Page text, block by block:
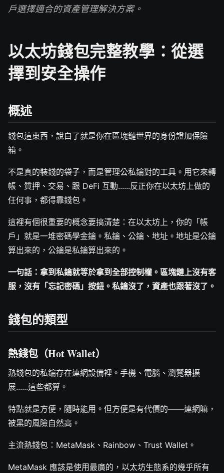
戶選擇適合的資產管理解決方案。
以太坊錢包完整教學：從選
擇到安全操作
概述
錢包這東西，說白了就是你在區塊鏈世界的身份證加保險
箱。
不是真的裝錢的袋子，而是管理公私鑰對的工具。用它來轉
帳、質押、交易、跟 DeFi 互動......反正你在以太坊上做的
任何事，都得靠錢包。
這裡有個很重要的概念要搞清楚：在以太坊上，你的「帳
戶」就是一堆密碼學金鑰。私鑰、公鑰、地址。地址是公鑰
算出來的，公鑰是私鑰算出來的。
一句話：拿到私鑰就等於拿到全部控制權。區塊鏈上沒有客
服，沒有「忘記密碼」按鈕。私鑰沒了，資產也跟著沒了。
錢包的類型
熱錢包（Hot Wallet）
熱錢包的私鑰存在連網設備裡。手機、電腦、瀏覽器擴
展......這些都算。
特點就是方便，隨時能用。但方便是有代價的——連網嘛，
被黑的風險自然高。
主流熱錢包：MetaMask、Rainbow、Trust Wallet。
MetaMask 應該是使用最廣的，以太坊生態系的幾乎所有